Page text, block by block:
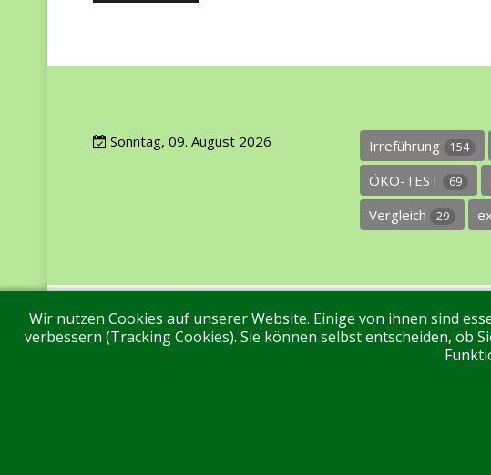
Sonntag, 09. August 2026 Irreführung 154
ÖKO-TEST 69
Vergleich 29
Impressum Datenschutz Über uns Kontakt
Wir nutzen Cookies auf unserer Website. Einige von ihnen sind
verbessern (Tracking Cookies). Sie können selbst entscheiden, ob